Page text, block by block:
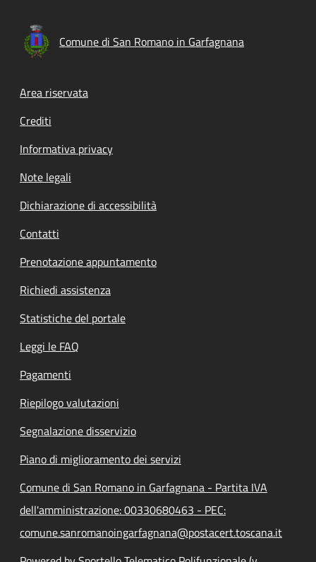
Comune di San Romano in Garfagnana
Footer menu
Area riservata
Crediti
Informativa privacy
Note legali
Dichiarazione di accessibilità
Contatti
Prenotazione appuntamento
Richiedi assistenza
Statistiche del portale
Leggi le FAQ
Pagamenti
Riepilogo valutazioni
Segnalazione disservizio
Piano di miglioramento dei servizi
Comune di San Romano in Garfagnana - Partita IVA
dell'amministrazione: 00330680463 - PEC:
comune.sanromanoingarfagnana@postacert.toscana.it